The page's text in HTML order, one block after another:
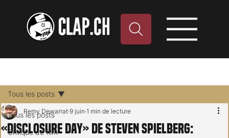
Tous les posts
Critique de film
Tous les posts
«Disclosure Day» de Steven Spielberg:
Remy Dewarrat 9 juin 1 min de lecture